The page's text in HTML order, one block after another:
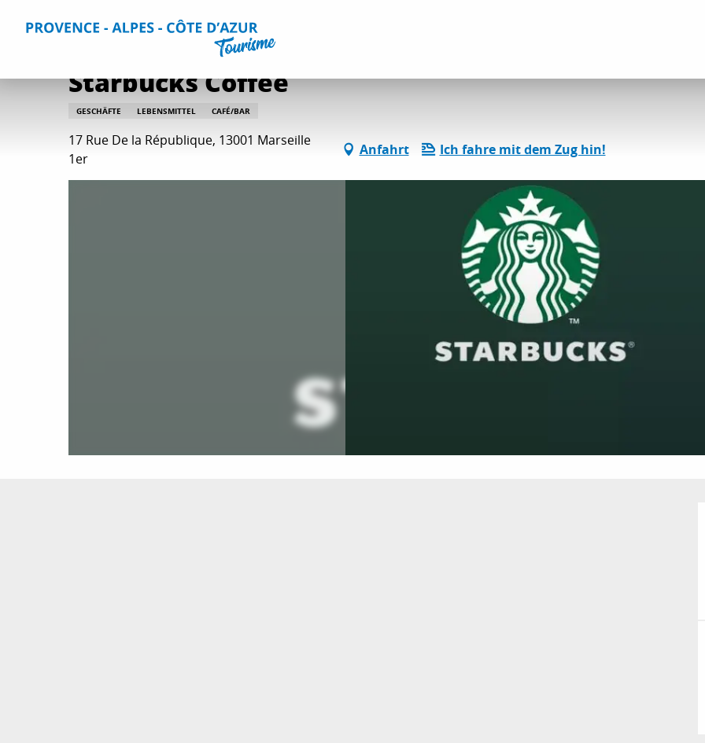
Home Starbucks Coffee
Starbucks Coffee
GESCHÄFTE LEBENSMITTEL CAFÉ/BAR
17 Rue De la République, 13001 Marseille
1er
Anfahrt Ich fahre mit dem Zug hin!